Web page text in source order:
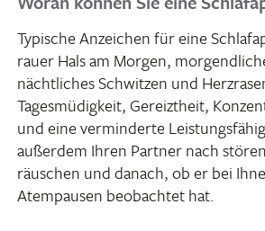
Typi­sche Anzei­chen für eine
rauer Hals am Morgen,
nächt­li­ches Schwitzen und
Tages­mü­dig­keit, Gereizt­heit,
und eine vermin­derte
außerdem Ihren Partner nach
räu­schen und danach, ob er bei
Atem­pausen beob­achtet hat.